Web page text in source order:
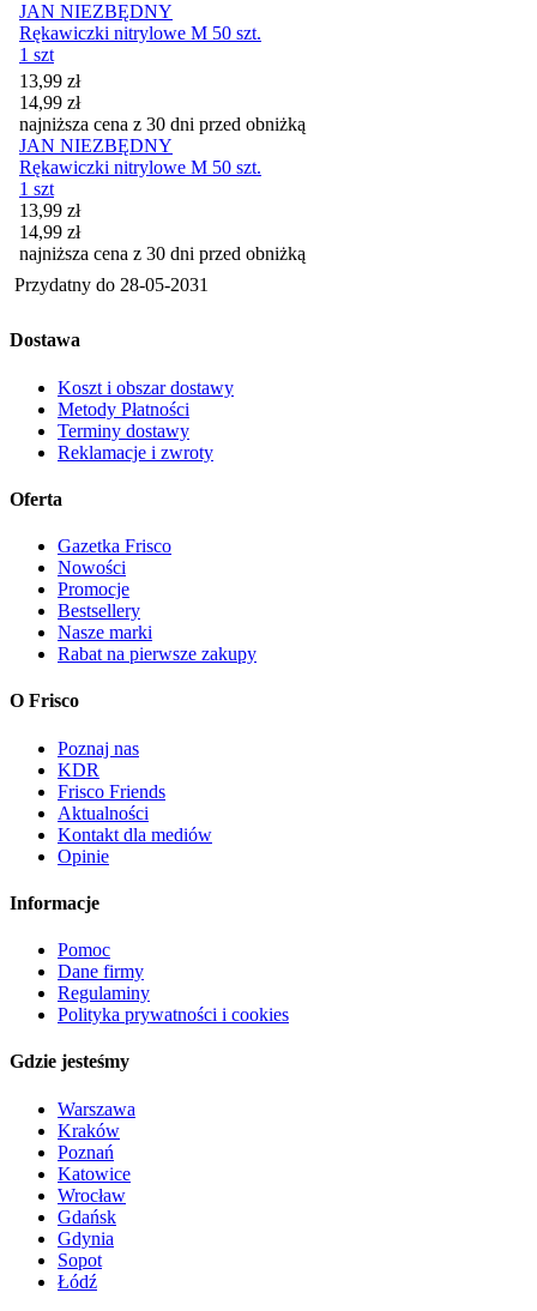
JAN NIEZBĘDNY
Rękawiczki nitrylowe M 50 szt.
1 szt
Cena promocyjna
13,99 zł
14,99 zł
najniższa cena z 30 dni przed obniżką
JAN NIEZBĘDNY
Rękawiczki nitrylowe M 50 szt.
1 szt
Cena promocyjna
13,99 zł
14,99 zł
najniższa cena z 30 dni przed obniżką
Przydatny do 28-05-2031
Dostawa
Koszt i obszar dostawy
Metody Płatności
Terminy dostawy
Reklamacje i zwroty
Oferta
Gazetka Frisco
Nowości
Promocje
Bestsellery
Nasze marki
Rabat na pierwsze zakupy
O Frisco
Poznaj nas
KDR
Frisco Friends
Aktualności
Kontakt dla mediów
Opinie
Informacje
Pomoc
Dane firmy
Regulaminy
Polityka prywatności i cookies
Gdzie jesteśmy
Warszawa
Kraków
Poznań
Katowice
Wrocław
Gdańsk
Gdynia
Sopot
Łódź